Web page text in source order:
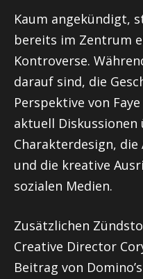
Kaum angekündigt,
bereits im Zentrum
Kontroverse.
darauf sind, die
Perspektive von
aktuell Diskussionen
Charakterdesign,
und die kreative
sozialen Medien.
Zusätzlichen
Creative Director
Beitrag von